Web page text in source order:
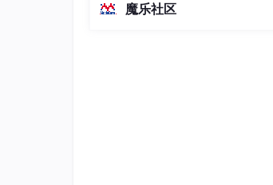
（总参数397B / 激活参数17B的
魔乐社区